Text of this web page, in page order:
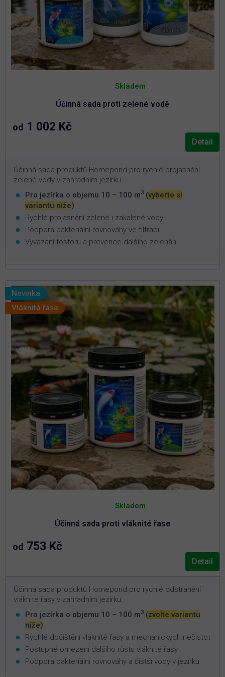
Účinná sada proti zelené vodě
hodnocení
je
5,0
Skladem
od 1 002 Kč
Detail
Účinná sada produktů Homepond pro rychlé projasnění
zelené vody v zahradním jezírku.
Pro jezírka o objemu 10 – 100 m3 (vyberte si
variantu níže)
Rychlé projasnění zelené i zakalené vody
Podpora bakteriální rovnováhy ve filtraci
Vyvázání fosforu a prevence dalšího zelenání
Novinka
Vláknitá řasa
Účinná sada proti vláknité řase
hodnocení
je
5,0
Skladem
od 753 Kč
Detail
Účinná sada produktů Homepond pro rychlé odstranění
vláknité řasy v zahradním jezírku.
Pro jezírka o objemu 10 – 100 m3 (zvolte variantu
níže)
Rychlé dočištění vláknité řasy a mechanických nečistot
Postupné omezení dalšího růstu vláknité řasy
Podpora bakteriální rovnováhy a čistší vody v jezírku